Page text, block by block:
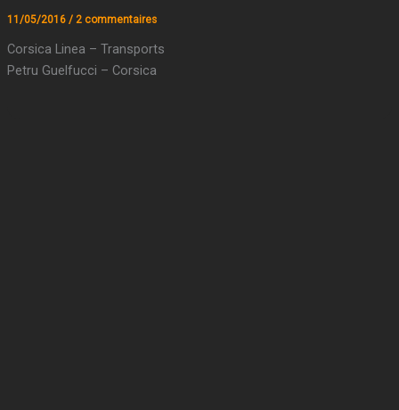
11/05/2016 / 2 commentaires
Corsica Linea – Transports
Petru Guelfucci – Corsica